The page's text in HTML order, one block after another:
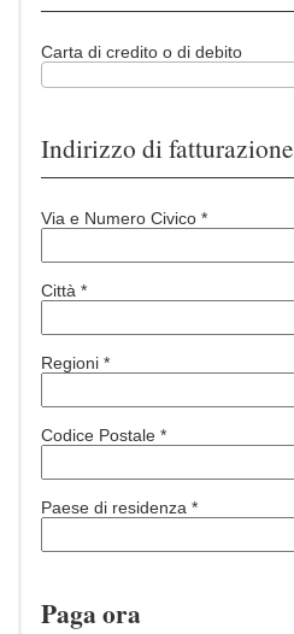
Carta di credito o di debito
Indirizzo di fatturazione
Via e Numero Civico *
Città *
Regioni *
Codice Postale *
Paese di residenza *
Paga ora